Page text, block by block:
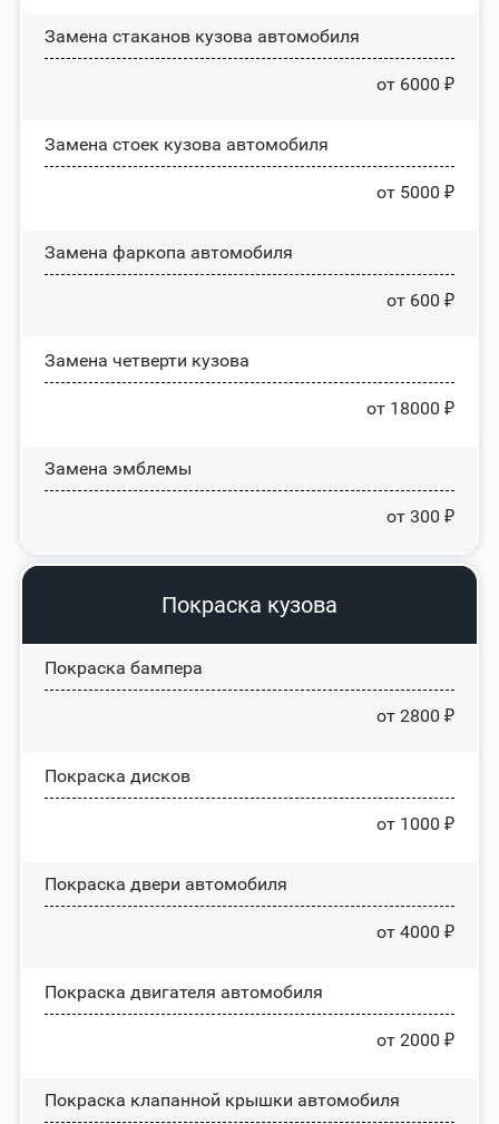
Замена стаканов кузова автомобиля
от 6000 ₽
Замена стоек кузова автомобиля
от 5000 ₽
Замена фаркопа автомобиля
от 600 ₽
Замена четверти кузова
от 18000 ₽
Замена эмблемы
от 300 ₽
Покраска кузова
Покраска бампера
от 2800 ₽
Покраска дисков
от 1000 ₽
Покраска двери автомобиля
от 4000 ₽
Покраска двигателя автомобиля
от 2000 ₽
Покраска клапанной крышки автомобиля